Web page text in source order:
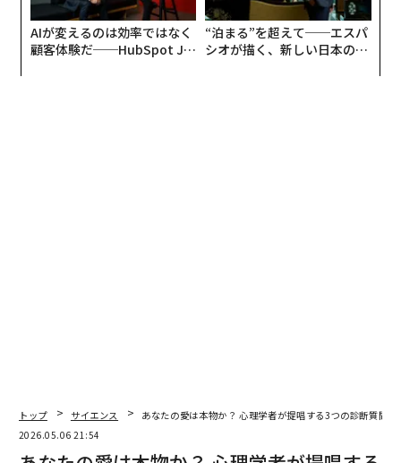
AIが変えるのは効率ではなく
顧客体験だ──HubSpot Ja
“泊まる”を超えて──エスパ
シオが描く、新しい日本のラ
トップ サイエンス
あなたの愛は本物か？ 心理学者が提唱する3つの診断質問
2026.05.06 21:54